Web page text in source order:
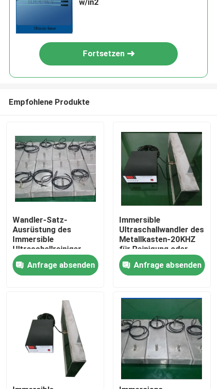
Produkte
Über uns
Fabrik-Ausflug
w/in2
Fortsetzen
Empfohlene Produkte
Wandler-Satz-
Ausrüstung des
Immersible
Ultraschallreiniger-
2kw piezoelektrische
Anfrage absenden
Immersible
Ultraschallwandler des
Metallkasten-20KHZ
für Reinigung oder
Trennung
Anfrage absenden